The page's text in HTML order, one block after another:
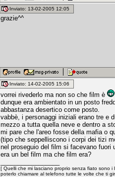
Inviato: 13-02-2005 12:05
grazie^^
Inviato: 14-02-2005 15:06
vorrei rivederlo ma non so che film è
dunque era ambientato in un posto
abbastanza desertico come posto.
vabbè, i personaggi iniziali erano tre e
mezzo a tutta quella neve e dentro a
mi pare che l'areo fosse della mafia o
(tipo che seppelliscono i corpi dei tizi
nel proseguio del film si facevano fuori
era un bel film ma che film era?
[ Quelli che mi lasciano proprio senza fiato sono
poterlo chiamare al telefono tutte le volte che ti